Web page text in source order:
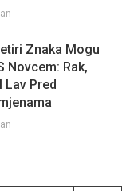
Znaka Mogu
Novcem: Rak,
Lav Pred